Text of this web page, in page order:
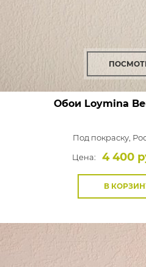
Обои Loymina
Под покраску,
Цена:
4 400
В